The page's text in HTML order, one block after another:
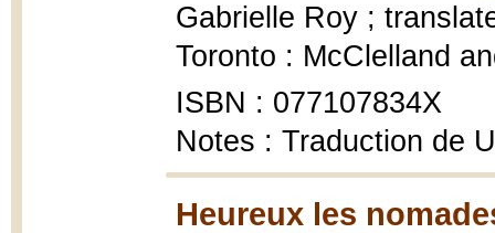
Gabrielle Roy ;
Toronto : McClelland
ISBN : 077107834X
Notes : Traduction de
Heureux les